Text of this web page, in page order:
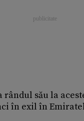
rândul său la
în exil în